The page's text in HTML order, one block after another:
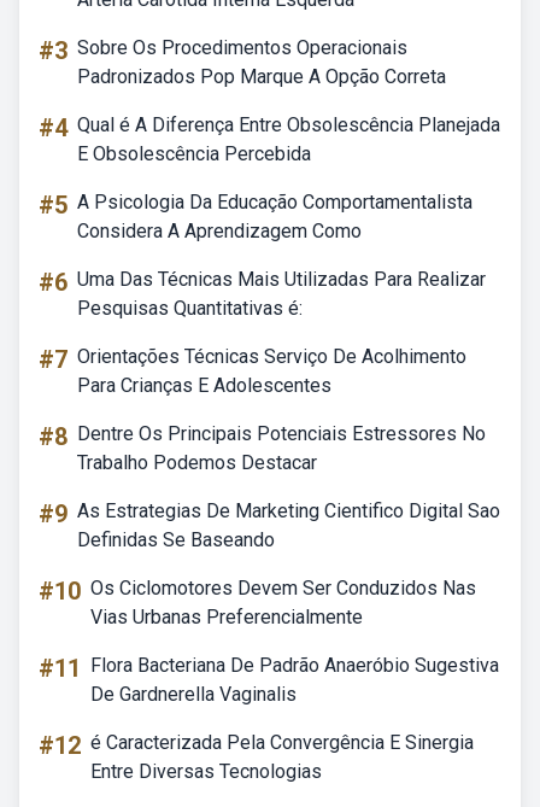
#3 Sobre Os Procedimentos Operacionais
Padronizados Pop Marque A Opção Correta
#4 Qual é A Diferença Entre Obsolescência Planejada
E Obsolescência Percebida
#5 A Psicologia Da Educação Comportamentalista
Considera A Aprendizagem Como
#6 Uma Das Técnicas Mais Utilizadas Para Realizar
Pesquisas Quantitativas é:
#7 Orientações Técnicas Serviço De Acolhimento
Para Crianças E Adolescentes
#8 Dentre Os Principais Potenciais Estressores No
Trabalho Podemos Destacar
#9 As Estrategias De Marketing Cientifico Digital Sao
Definidas Se Baseando
#10 Os Ciclomotores Devem Ser Conduzidos Nas
Vias Urbanas Preferencialmente
#11
Flora Bacteriana De Padrão Anaeróbio Sugestiva
De Gardnerella Vaginalis
#12 é Caracterizada Pela Convergência E Sinergia
Entre Diversas Tecnologias